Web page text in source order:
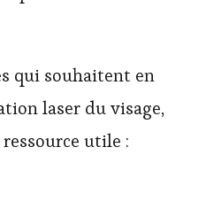
qui souhaitent en
laser du visage,
utile :